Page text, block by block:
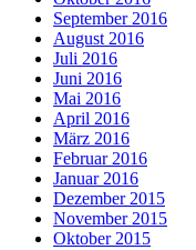
September 2016
August 2016
Juli 2016
Juni 2016
Mai 2016
April 2016
März 2016
Februar 2016
Januar 2016
Dezember 2015
November 2015
Oktober 2015